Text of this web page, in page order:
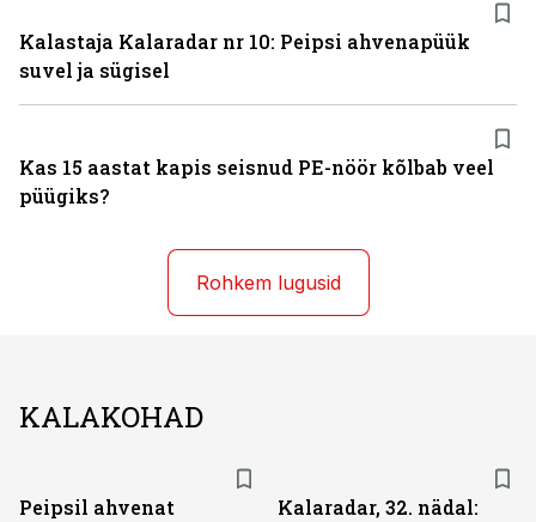
Kalastaja Kalaradar nr 10: Peipsi ahvenapüük
suvel ja sügisel
Kas 15 aastat kapis seisnud PE-nöör kõlbab veel
püügiks?
Rohkem lugusid
KALAKOHAD
Peipsil ahvenat
Kalaradar, 32. nädal: